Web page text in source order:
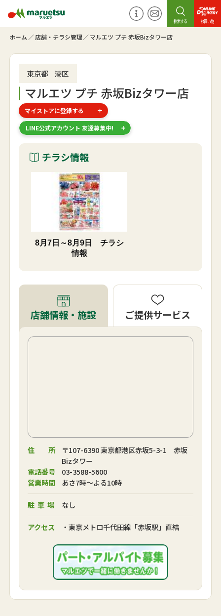
ホーム 店舗・チラシ管理 マルエツ プチ 赤坂Bizタワー店
東京都 港区
マルエツ プチ 赤坂Bizタワー店
マイストアに登録する
LINE公式アカウント 友達募集中!
チラシ情報
8月7日～8月9日 チラシ
情報
店舗情報・施設 ご提供サービス
住 所
〒107-6390 東京都港区赤坂5-3-1 赤坂
Bizタワー
電話番号
03-3588-5600
営業時間
あさ7時～よる10時
駐車場 なし
アクセス ・東京メトロ千代田線「赤坂駅」直結